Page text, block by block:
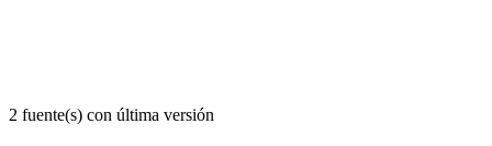
2 fuente(s) con última versión